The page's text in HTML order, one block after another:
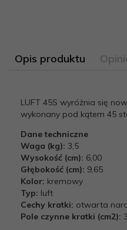
Opis produktu
LUFT 45S wyróżnia się
wykonany pod kątem 45
Dane techniczne
Waga (kg): 3,5
Wysokość (cm): 6,00
Głębokość (cm): 9,65
Kolor: kremowy
Typ: luft
Cechy kratki: otwarta
Pole czynne kratki (cm2):